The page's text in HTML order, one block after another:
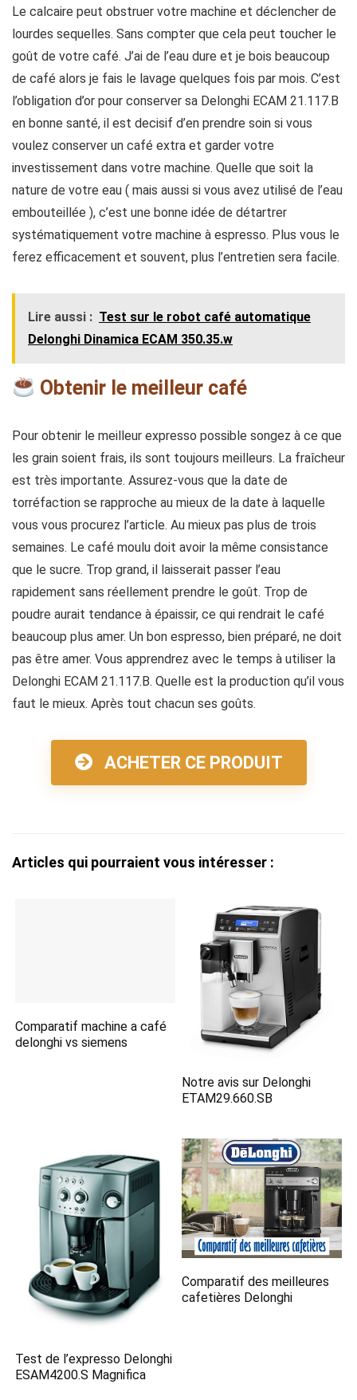
Le calcaire peut obstruer votre machine et déclencher de
lourdes sequelles. Sans compter que cela peut toucher le
goût de votre café. J’ai de l’eau dure et je bois beaucoup
de café alors je fais le lavage quelques fois par mois. C’est
l’obligation d’or pour conserver sa Delonghi ECAM 21.117.B
en bonne santé, il est decisif d’en prendre soin si vous
voulez conserver un café extra et garder votre
investissement dans votre machine. Quelle que soit la
nature de votre eau ( mais aussi si vous avez utilisé de l’eau
embouteillée ), c’est une bonne idée de détartrer
systématiquement votre machine à espresso. Plus vous le
ferez efficacement et souvent, plus l’entretien sera facile.
Lire aussi : Test sur le robot café automatique
Delonghi Dinamica ECAM 350.35.w
Obtenir le meilleur café
Pour obtenir le meilleur expresso possible songez à ce que
les grain soient frais, ils sont toujours meilleurs. La fraîcheur
est très importante. Assurez-vous que la date de
torréfaction se rapproche au mieux de la date à laquelle
vous vous procurez l’article. Au mieux pas plus de trois
semaines. Le café moulu doit avoir la même consistance
que le sucre. Trop grand, il laisserait passer l’eau
rapidement sans réellement prendre le goût. Trop de
poudre aurait tendance à épaissir, ce qui rendrait le café
beaucoup plus amer. Un bon espresso, bien préparé, ne doit
pas être amer. Vous apprendrez avec le temps à utiliser la
Delonghi ECAM 21.117.B. Quelle est la production qu’il vous
faut le mieux. Après tout chacun ses goûts.
ACHETER CE PRODUIT
Articles qui pourraient vous intéresser :
Comparatif machine a café
delonghi vs siemens
Notre avis sur Delonghi
ETAM29.660.SB
Test de l’expresso Delonghi
ESAM4200.S Magnifica
Comparatif des meilleures
cafetières Delonghi